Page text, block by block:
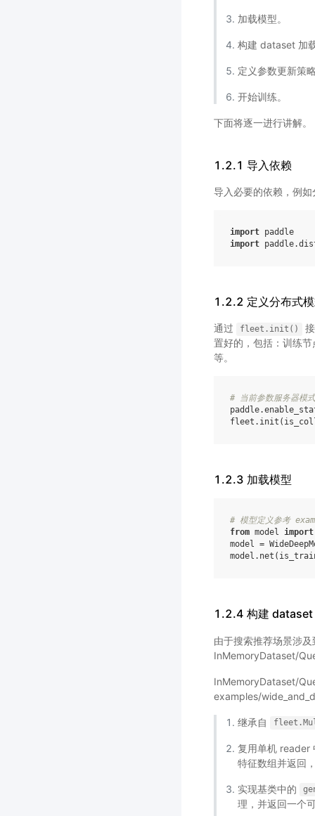
加载模型。
构建 dataset 加
定义参数更新策
开始训练。
下面将逐一进行讲解。
1.2.1 导入依赖
导入必要的依赖，例
import paddle
import
1.2.2 定义分布式
通过 fleet.init()
置好的，包括：训练
等。
# 当前参数服务器
paddle.
fleet . init (
1.2.3 加载模型
# 模型定义参考
from model import
model =
model . net (
1.2.4 构建 dataset
由于搜索推荐场景涉
InMemoryDataset/
InMemoryDataset/
examples/
继承自
复用单机 reader
特征数组并返回
实现基类中的
理，并返回一个